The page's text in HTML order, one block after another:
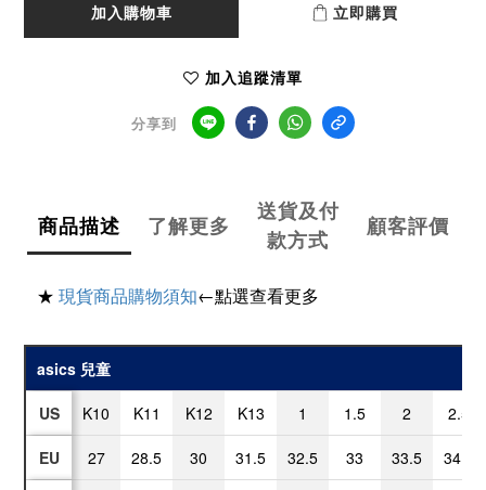
加入購物車 立即購買
加入追蹤清單
分享到
商品描述 了解更多
送貨及付
款方式
顧客評價
★ 現貨商品購物須知←點選查看更多
asics 兒童
US K10 K11 K12 K13 1 1.5 2 2.5
EU 27 28.5 30 31.5 32.5 33 33.5 34.5